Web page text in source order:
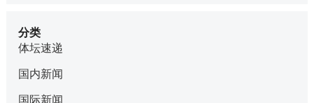
分类
体坛速递
国内新闻
国际新闻